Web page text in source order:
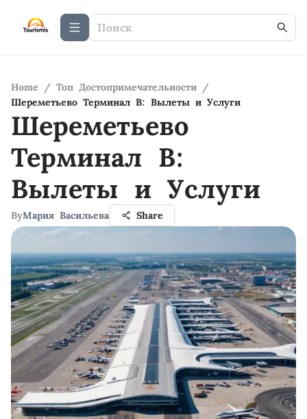
Home / Топ Достопримечательности /
Шереметьево Терминал B: Вылеты и Услуги
Шереметьево
Терминал B:
Вылеты и Услуги
ByМария Васильева Share